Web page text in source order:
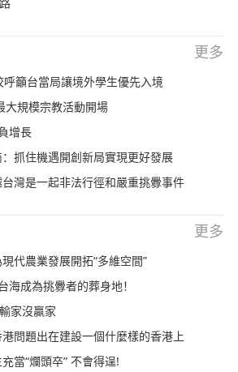
更多
籲台當局讓境外學生優先入境
大規模宗教活動開場
增長
抓住機遇開創新局實現更好發展
灣是一起非法行徑和嚴重挑釁事件
更多
代農業發展開拓“多維空間”
海成為挑釁者的葬身地！
家沒贏家
問題出在建設一個什麼樣的香港上
當“爛頭卒” 不會得逞!